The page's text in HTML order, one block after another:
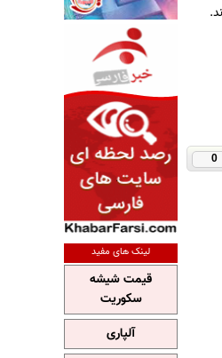
0
لینک های مفید
قیمت شیشه
سکوریت
آلپاری